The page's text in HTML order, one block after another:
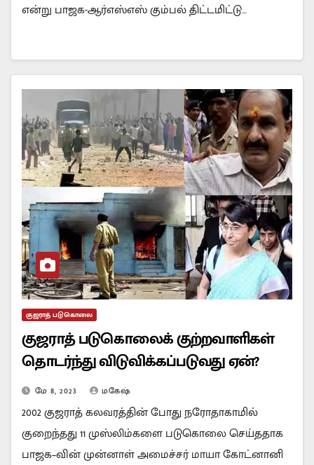
என்று பாஜக-ஆர்எஸ்எஸ் கும்பல் திட்டமிட்டு…
குஜராத் படுகொலை
குஜராத் படுகொலைக் குற்றவாளிகள்
தொடர்ந்து விடுவிக்கப்படுவது ஏன்?
மே 8, 2023 மகேஷ்
2002 குஜராத் கலவரத்தின் போது நரோதாகாமில்
குறைந்தது 11 முஸ்லிம்களை படுகொலை செய்ததாக
பாஜக–வின் முன்னாள் அமைச்சர் மாயா கோட்னானி